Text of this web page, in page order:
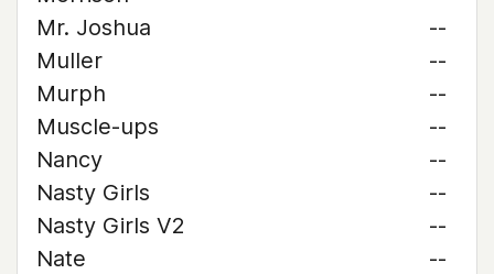
Mr. Joshua
--
Muller
--
Murph
--
Muscle-ups
--
Nancy
--
Nasty Girls
--
Nasty Girls V2
--
Nate
--